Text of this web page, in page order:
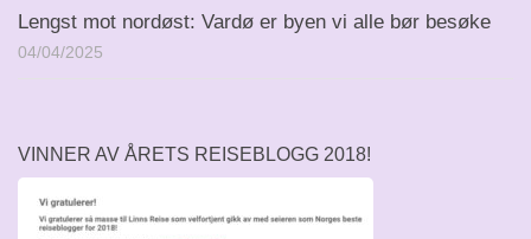
Lengst mot nordøst: Vardø er byen vi alle bør besøke
04/04/2025
VINNER AV ÅRETS REISEBLOGG 2018!